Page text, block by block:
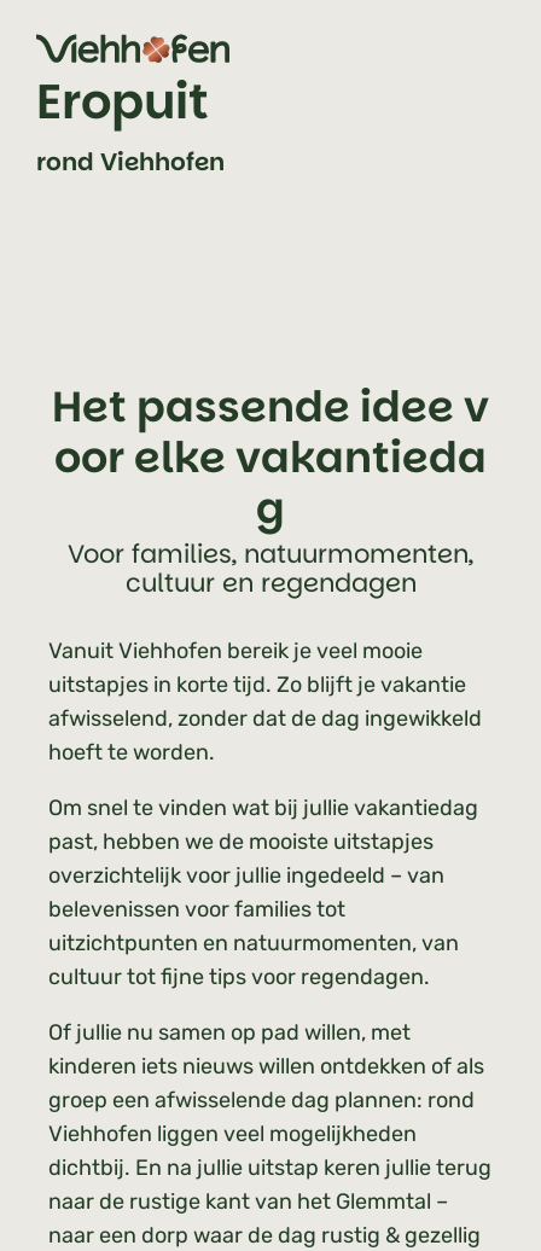
Zum Inhalt springen (Alt+0)
Zum Hauptmenü springen (Alt+1)
Eropuit
rond Viehhofen
Het passende idee v
oor elke vakantieda
g
Voor families, natuurmomenten,
cultuur en regendagen
Vanuit Viehhofen bereik je veel mooie
uitstapjes in korte tijd. Zo blijft je vakantie
afwisselend, zonder dat de dag ingewikkeld
hoeft te worden.
Om snel te vinden wat bij jullie vakantiedag
past, hebben we de mooiste uitstapjes
overzichtelijk voor jullie ingedeeld – van
belevenissen voor families tot
uitzichtpunten en natuurmomenten, van
cultuur tot fijne tips voor regendagen.
Of jullie nu samen op pad willen, met
kinderen iets nieuws willen ontdekken of als
groep een afwisselende dag plannen: rond
Viehhofen liggen veel mogelijkheden
dichtbij. En na jullie uitstap keren jullie terug
naar de rustige kant van het Glemmtal –
naar een dorp waar de dag rustig & gezellig